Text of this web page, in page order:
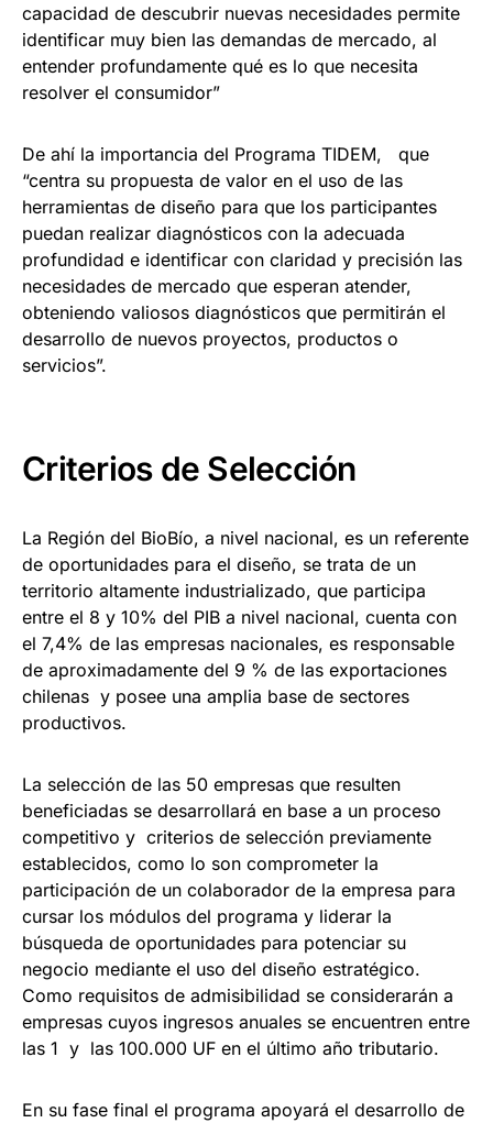
capacidad de descubrir nuevas necesidades permite
identificar muy bien las demandas de mercado, al
entender profundamente qué es lo que necesita
resolver el consumidor”
De ahí la importancia del Programa TIDEM, que
“centra su propuesta de valor en el uso de las
herramientas de diseño para que los participantes
puedan realizar diagnósticos con la adecuada
profundidad e identificar con claridad y precisión las
necesidades de mercado que esperan atender,
obteniendo valiosos diagnósticos que permitirán el
desarrollo de nuevos proyectos, productos o
servicios”.
Criterios de Selección
La Región del BioBío, a nivel nacional, es un referente
de oportunidades para el diseño, se trata de un
territorio altamente industrializado, que participa
entre el 8 y 10% del PIB a nivel nacional, cuenta con
el 7,4% de las empresas nacionales, es responsable
de aproximadamente del 9 % de las exportaciones
chilenas y posee una amplia base de sectores
productivos.
La selección de las 50 empresas que resulten
beneficiadas se desarrollará en base a un proceso
competitivo y criterios de selección previamente
establecidos, como lo son comprometer la
participación de un colaborador de la empresa para
cursar los módulos del programa y liderar la
búsqueda de oportunidades para potenciar su
negocio mediante el uso del diseño estratégico.
Como requisitos de admisibilidad se considerarán a
empresas cuyos ingresos anuales se encuentren entre
las 1 y las 100.000 UF en el último año tributario.
En su fase final el programa apoyará el desarrollo de